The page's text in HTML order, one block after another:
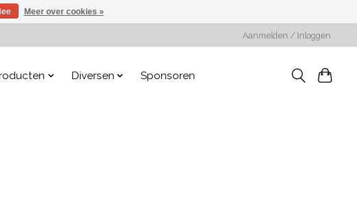
Aanmelden / Inloggen
Diversen Sponsoren
Meer over cookies »